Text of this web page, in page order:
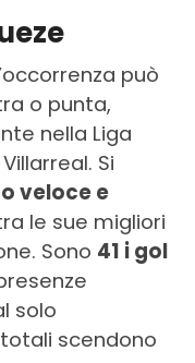
può
o punta,
nella Liga
Si
veloce e
le sue migliori
Sono 41 i gol
solo
scendono